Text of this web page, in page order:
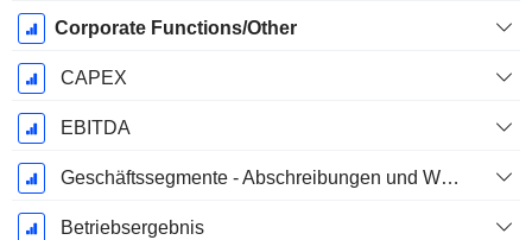
Corporate Functions/Other
CAPEX
EBITDA
Geschäftssegmente - Abschreibungen und Wertminderungen
Betriebsergebnis